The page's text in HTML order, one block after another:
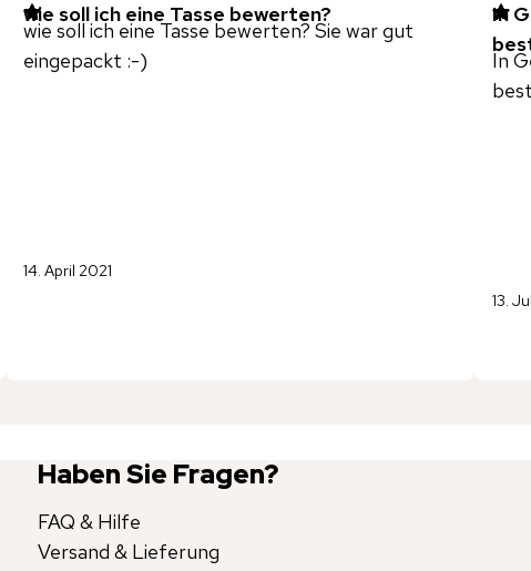
wie soll ich eine Tasse bewerten?
wie soll ich eine Tasse bewerten? Sie war gut
eingepackt :-)
14. April 2021
In
In
13.
Haben Sie Fragen?
FAQ & Hilfe
Versand & Lieferung